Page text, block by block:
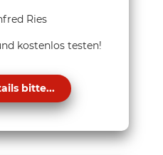
Ries
kostenlos testen!
bitte...